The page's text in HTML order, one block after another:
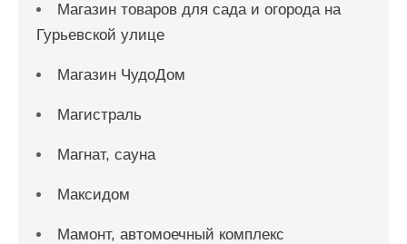
Магазин товаров для сада и огорода на
Гурьевской улице
Магазин ЧудоДом
Магистраль
Магнат, сауна
Максидом
Мамонт, автомоечный комплекс